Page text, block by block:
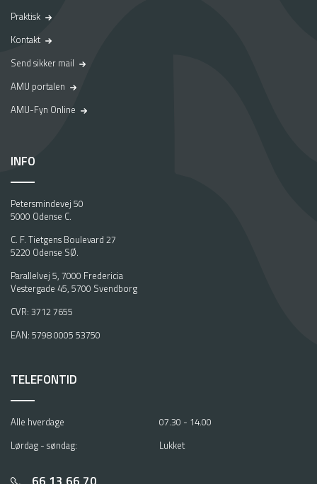
Praktisk
Kontakt
Send sikker mail
AMU portalen
AMU-Fyn Online
INFO
Petersmindevej 50
5000 Odense C.
C. F. Tietgens Boulevard 27
5220 Odense SØ.
Parallelvej 5, 7000 Fredericia
Vestergade 45, 5700 Svendborg
CVR: 3712 7655
EAN: 5798 0005 53750
TELEFONTID
Alle hverdage
07.30 - 14.00
Lørdag - søndag:
Lukket